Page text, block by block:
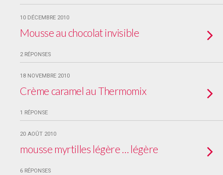
10 DÉCEMBRE 2010
Mousse au chocolat invisible
2 RÉPONSES
18 NOVEMBRE 2010
Crème caramel au Thermomix
1 RÉPONSE
20 AOÛT 2010
mousse myrtilles légère … légère
6 RÉPONSES